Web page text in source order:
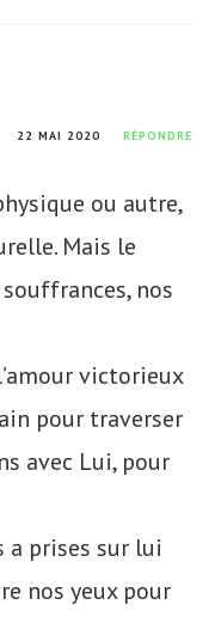
22 MAI 2020 RÉPONDRE
ou autre,
Mais le
nos
victorieux
pour traverser
avec Lui, pour
a prises sur lui
nos yeux pour